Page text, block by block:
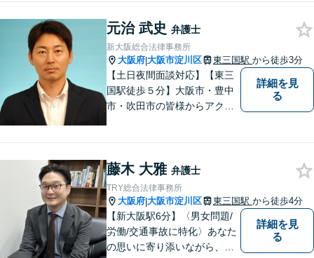
す。
元治 武史 弁護士
新大阪総合法律事務所
大阪府|大阪市淀川区 東三国駅 から徒歩3分
【土日夜間面談対応】【東三
国駅徒歩５分】大阪市・豊中
市・吹田市の皆様からアクセ
詳細を見
る
藤木 大雅 弁護士
TRY総合法律事務所
大阪府|大阪市淀川区 東三国駅 から徒歩4分
【新大阪駅6分】〈男女問題/
労働/交通事故に特化〉あなた
の思いに寄り添いながら、明
詳細を見
る